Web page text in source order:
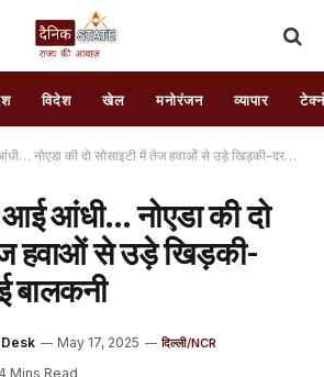
विदेश खेल मनोरंजन व्यापार
की दो सोसाइटी में तेज हवाओं से उड़े खिड़की-दरवाजे; ढह गई बालकनी
आंधी… नोएडा की दो
हवाओं से उड़े खिड़की-
बालकनी
May 17, 2025 दिल्ली/NCR
4 Mins Read